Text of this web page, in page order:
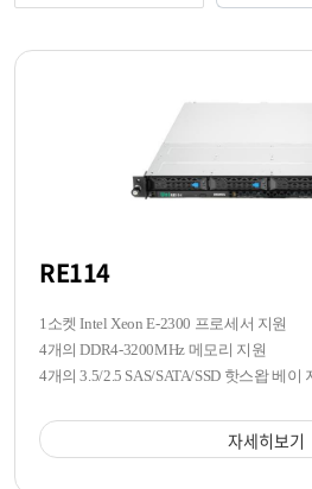
RE114
1소켓 Intel Xeon E-2300 프로세서 지원
4개의 DDR4-3200MHz 메모리 지원
4개의 3.5/2.5 SAS/SATA/SSD 핫스왑 베이
자세히보기